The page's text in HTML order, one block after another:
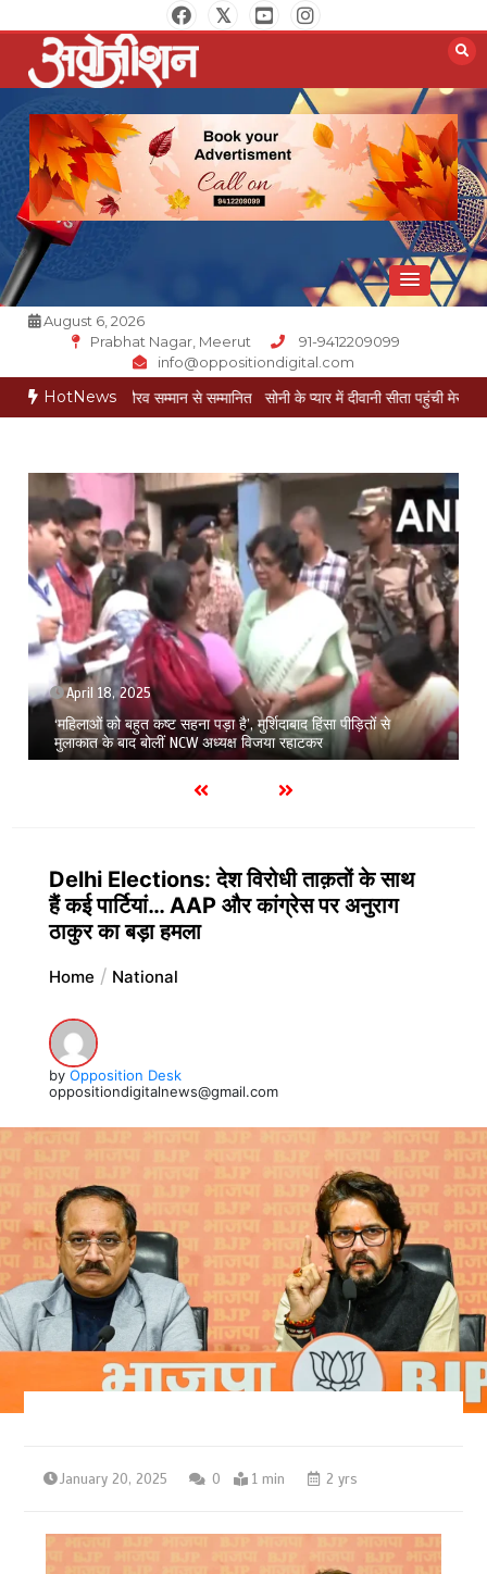
to
content
Opposition Digital
August 6, 2026
Prabhat Nagar, Meerut
91-9412209099
info@oppositiondigital.com
HotNews
गौरव सम्मान से सम्मानित सोनी के प्यार में दीवानी सीता पहुंची मेरठ सोनी के प्यार में
April 18, 2025
‘महिलाओं को बहुत कष्ट सहना पड़ा है’, मुर्शिदाबाद हिंसा पीड़ितों से
मुलाकात के बाद बोलीं NCW अध्यक्ष विजया रहाटकर
Delhi Elections: देश विरोधी ताक़तों के साथ
हैं कई पार्टियां… AAP और कांग्रेस पर अनुराग
ठाकुर का बड़ा हमला
Home National
by Opposition Desk
oppositiondigitalnews@gmail.com
January 20, 2025 0 1 min 2 yrs